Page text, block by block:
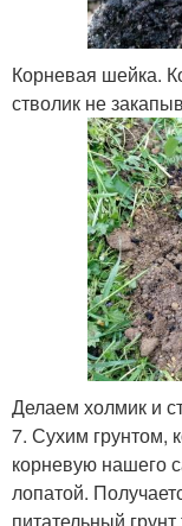
Корневая шейка.
стволик не
Делаем холмик и
7. Сухим грунтом,
корневую нашего
лопатой.